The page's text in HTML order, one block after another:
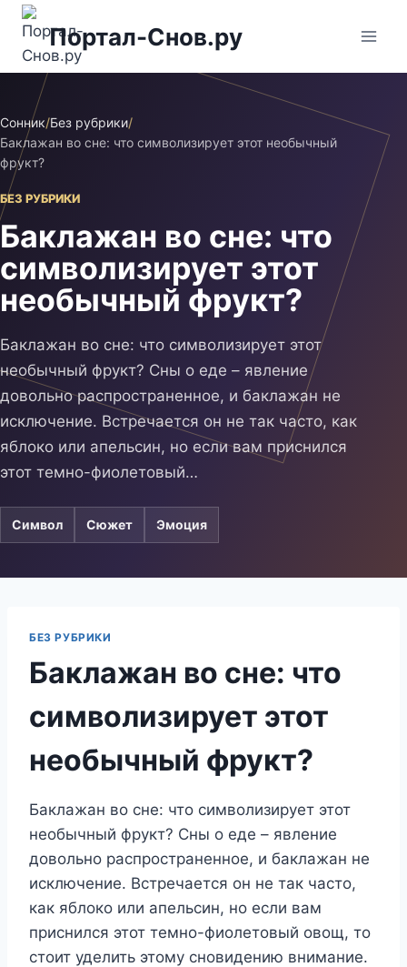
Перейти
содержимому
Портал-Снов.ру
Сонник/Без рубрики/
Баклажан во сне: что символизирует этот необычный
фрукт?
БЕЗ РУБРИКИ
Баклажан во сне: что
символизирует этот
необычный фрукт?
Баклажан во сне: что символизирует этот
необычный фрукт? Сны о еде – явление
довольно распространенное, и баклажан не
исключение. Встречается он не так часто, как
яблоко или апельсин, но если вам приснился
этот темно-фиолетовый…
Символ Сюжет Эмоция
БЕЗ РУБРИКИ
Баклажан во сне: что
символизирует этот
необычный фрукт?
Баклажан во сне: что символизирует этот
необычный фрукт? Сны о еде – явление
довольно распространенное, и баклажан не
исключение. Встречается он не так часто,
как яблоко или апельсин, но если вам
приснился этот темно-фиолетовый овощ, то
стоит уделить этому сновидению внимание.